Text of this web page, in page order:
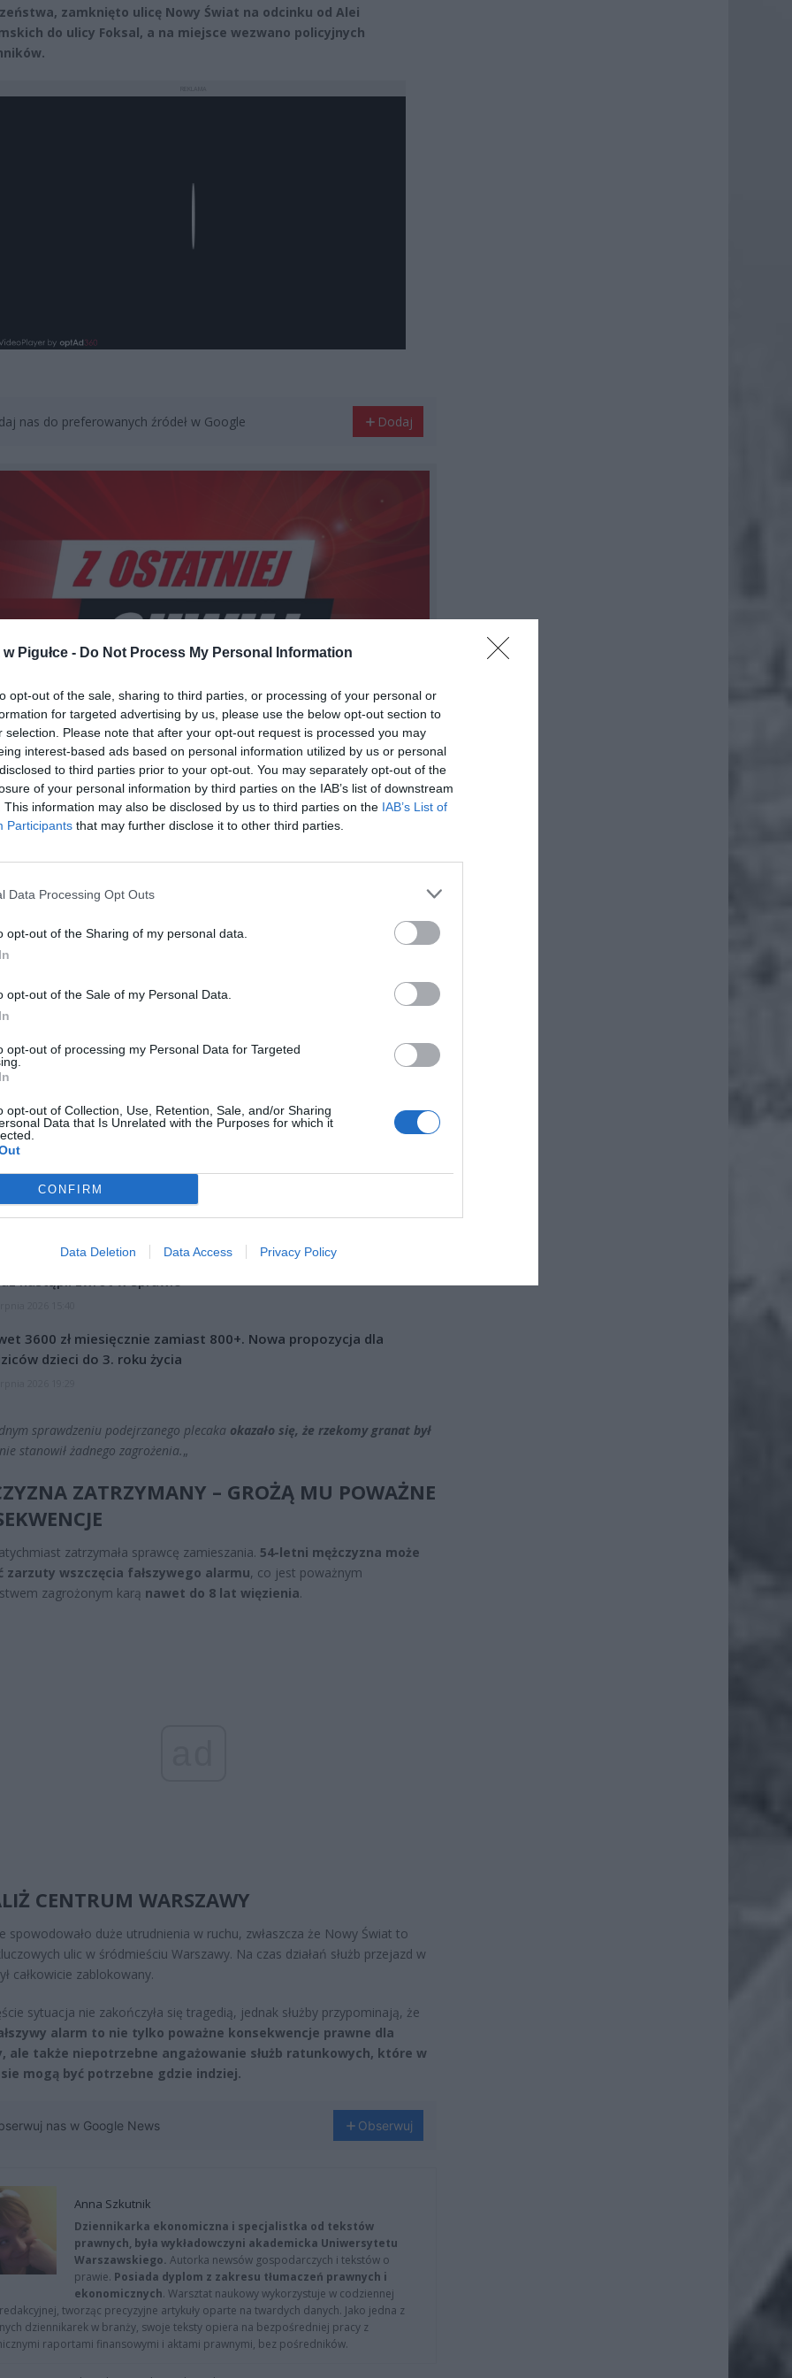
Pigułce - Do Not Process My Personal Information
opt-out of the sale, sharing to third parties, or processing of your personal or
for targeted advertising by us, please use the below opt-out section to
selection. Please note that after your opt-out request is processed you may
interest-based ads based on personal information utilized by us or personal
to third parties prior to your opt-out. You may separately opt-out of the
of your personal information by third parties on the IAB’s list of downstream
This information may also be disclosed by us to third parties on the IAB’s List of
Participants that may further disclose it to other third parties.
Data Processing Opt Outs
opt-out of the Sharing of my personal data.
opt-out of the Sale of my Personal Data.
opt-out of processing my Personal Data for Targeted
opt-out of Collection, Use, Retention, Sale, and/or Sharing
Data that Is Unrelated with the Purposes for which it
CONFIRM
Data Deletion Data Access Privacy Policy
zamknięto ulicę Nowy Świat na odcinku od Alei
do ulicy Foksal, a na miejsce wezwano policyjnych
nas do preferowanych źródeł w Google Dodaj
Fot. Warszawa w Pigułce
I DZIAŁANIA SŁUŻB
i wyznaczono strefę zagrożenia. Do akcji wkroczyli funkcjonariusze
strażacy oraz Zespół Ratownictwa Medycznego.
działania związane z zamknięciem ulicy i kierowaniem ruchem.
ad
letni obywatel Ukrainy zaatakował zakonnicę i zerwał jej krzyż.
nastąpił zwrot w sprawie
3600 zł miesięcznie zamiast 800+. Nowa propozycja dla
dzieci do 3. roku życia
sprawdzeniu podejrzanego plecaka okazało się, że rzekomy granat był
stanowił żadnego zagrożenia.„
ZATRZYMANY – GROŻĄ MU POWAŻNE
zatrzymała sprawcę zamieszania. 54-letni mężczyzna może
zarzuty wszczęcia fałszywego alarmu, co jest poważnym
zagrożonym karą nawet do 8 lat więzienia.
CENTRUM WARSZAWY
spowodowało duże utrudnienia w ruchu, zwłaszcza że Nowy Świat to
ulic w śródmieściu Warszawy. Na czas działań służb przejazd w
całkowicie zablokowany.
sytuacja nie zakończyła się tragedią, jednak służby przypominają, że
alarm to nie tylko poważne konsekwencje prawne dla
ale także niepotrzebne angażowanie służb ratunkowych, które w
mogą być potrzebne gdzie indziej.
nas w Google News Obserwuj
Anna Szkutnik
Dziennikarka ekonomiczna i specjalistka od tekstów
prawnych, była wykładowczyni akademicka Uniwersytetu
Warszawskiego. Autorka newsów gospodarczych i tekstów o
prawie. Posiada dyplom z zakresu tłumaczeń prawnych i
ekonomicznych. Warsztat naukowy wykorzystuje w codziennej
tworząc precyzyjne artykuły oparte na twardych danych. Jako jedna z
dziennikarek w branży, swoje teksty opiera na bezpośredniej pracy z
raportami finansowymi i aktami prawnymi, bez pośredników.